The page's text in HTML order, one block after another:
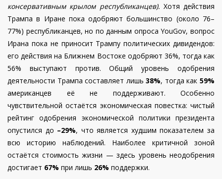
консервативным крылом республиканцев). Хотя действия
Трампа в Иране пока одобряют большинство (около 76–
77%) республиканцев, но по данным опроса YouGov, вопрос
Ирана пока не приносит Трампу политических дивидендов:
его действия на Ближнем Востоке одобряют 36%, тогда как
56% выступают против. Общий уровень одобрения
деятельности Трампа составляет лишь38%, тогда как59%
американцев её не поддерживают. Особенно
чувствительной остаётся экономическая повестка: чистый
рейтинг одобрения экономической политики президента
опустился до –29%, что является худшим показателем за
всю историю наблюдений. Наиболее критичной зоной
остаётся стоимость жизни — здесь уровень неодобрения
достигает 67% при лишь 26% поддержки.